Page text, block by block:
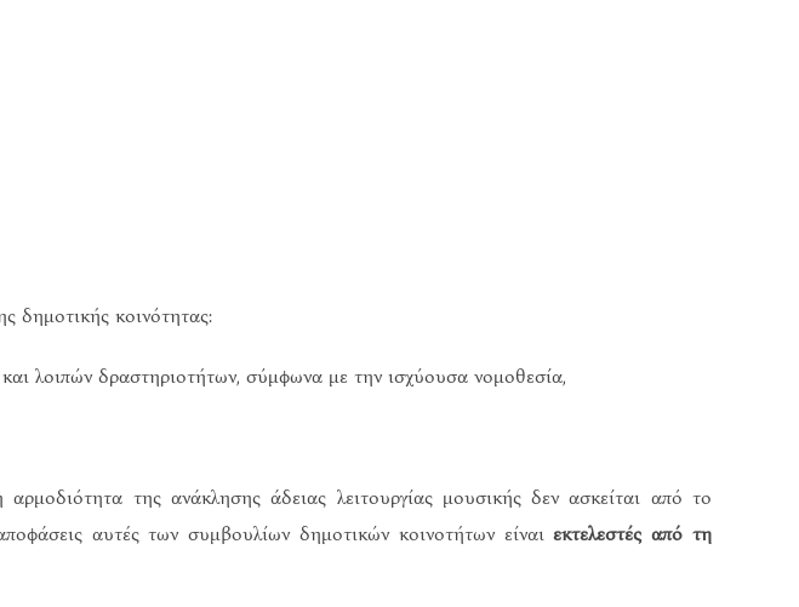
δημοτικής κοινότητας:
λοιπών δραστηριοτήτων, σύμφωνα με την ισχύουσα νομοθεσία,
της ανάκλησης άδειας λειτουργίας μουσικής δεν ασκείται από το
αυτές των συμβουλίων δημοτικών κοινοτήτων είναι εκτελεστές από τη